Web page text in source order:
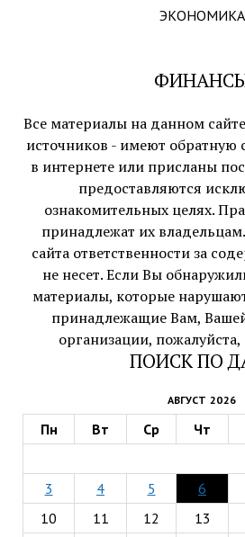
ЭКОНОМИКА
Все материалы на данном
источников - имеют обратную
в интернете или присланы
предоставляются
ознакомительных целях.
принадлежат их
сайта ответственности за
не несет. Если Вы
материалы, которые
принадлежащие Вам,
организации,
ПОИСК ПО
АВГУСТ 2026
Пн Вт Ср Чт
3
4 5 6
10
11 12 13